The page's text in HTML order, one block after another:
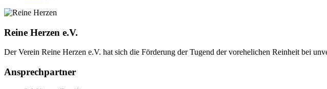
Reine Herzen e.V.
Der Verein Reine Herzen e.V. hat sich die Förderung der Tugend der vor­ehelichen Rein­heit bei
Ansprechpartner